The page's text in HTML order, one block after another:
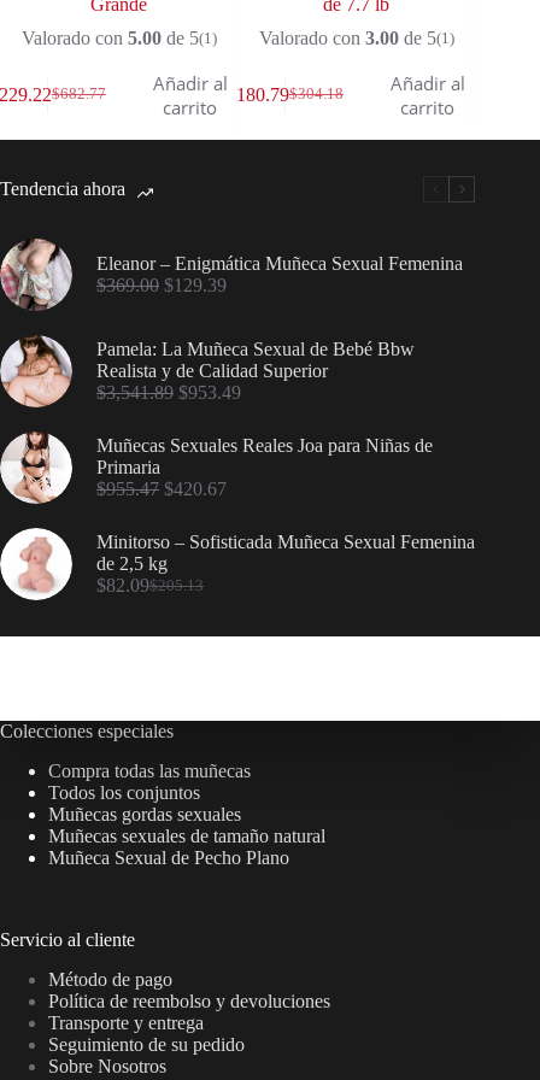
Grande
Valorado con 5.00de 5(1)
$682.77
Añadir al
carrito
de 7.7 lb
Valorado con 3.00de 5(1)
$304.18
$ 180.79
Añadir al
carrito
Tendencia ahora
Eleanor – Enigmática Muñeca Sexual Femenina
$369.00 $129.39
Pamela: La Muñeca Sexual de Bebé Bbw
Realista y de Calidad Superior
$3,541.89 $953.49
Muñecas Sexuales Reales Joa para Niñas de
Primaria
$955.47 $420.67
Minitorso – Sofisticada Muñeca Sexual Femenina
de 2,5 kg
$205.13
$82.09
Colecciones especiales
Compra todas las muñecas
Todos los conjuntos
Muñecas gordas sexuales
Muñecas sexuales de tamaño natural
Muñeca Sexual de Pecho Plano
Servicio al cliente
Método de pago
Política de reembolso y devoluciones
Transporte y entrega
Seguimiento de su pedido
Sobre Nosotros